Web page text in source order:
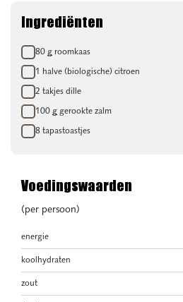
Ingrediënten
Boodschappenlijstje
80 g roomkaas
1 halve (biologische) citroen
2 takjes dille
100 g gerookte zalm
8 tapastoastjes
Voedingswaarden
(per persoon)
energie
koolhydraten
zout